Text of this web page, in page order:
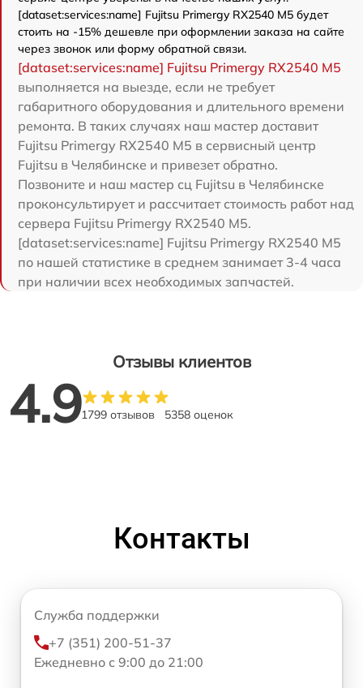
[dataset:services:name] Fujitsu Primergy RX2540 M5 будет
стоить на -15% дешевле при оформлении заказа на сайте
через звонок или форму обратной связи.
[dataset:services:name] Fujitsu Primergy RX2540 M5
выполняется на выезде, если не требует
габаритного оборудования и длительного времени
ремонта. В таких случаях наш мастер доставит
Fujitsu Primergy RX2540 M5 в сервисный центр
Fujitsu в Челябинске и привезет обратно.
Позвоните и наш мастер сц Fujitsu в Челябинске
проконсультирует и рассчитает стоимость работ над
сервера Fujitsu Primergy RX2540 M5.
[dataset:services:name] Fujitsu Primergy RX2540 M5
по нашей статистике в среднем занимает 3-4 часа
при наличии всех необходимых запчастей.
Отзывы клиентов
4.91799 отзывов 5358 оценок
Контакты
Служба поддержки
+7 (351) 200-51-37
Ежедневно с 9:00 до 21:00